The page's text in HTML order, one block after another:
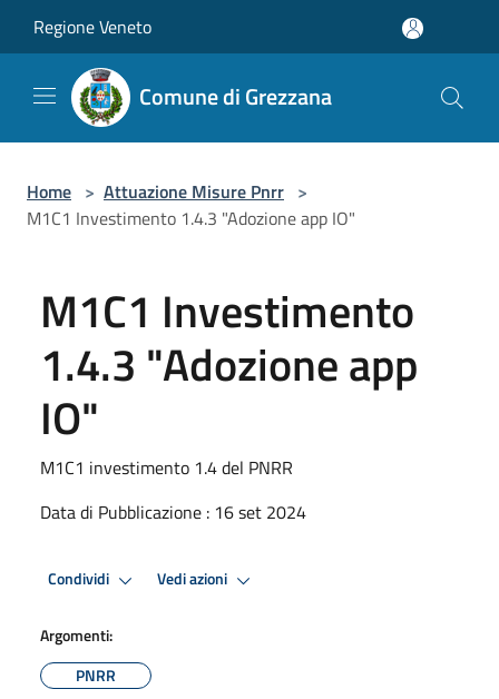
Regione Veneto
Comune di Grezzana
Home > Attuazione Misure Pnrr >
M1C1 Investimento 1.4.3 "Adozione app IO"
M1C1 Investimento
1.4.3 "Adozione app
IO"
M1C1 investimento 1.4 del PNRR
Data di Pubblicazione : 16 set 2024
Condividi Vedi azioni
Argomenti:
PNRR